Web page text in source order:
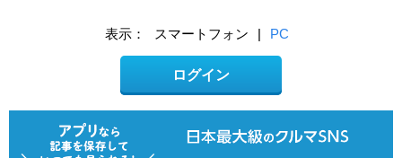
表示： スマートフォン | PC
ログイン